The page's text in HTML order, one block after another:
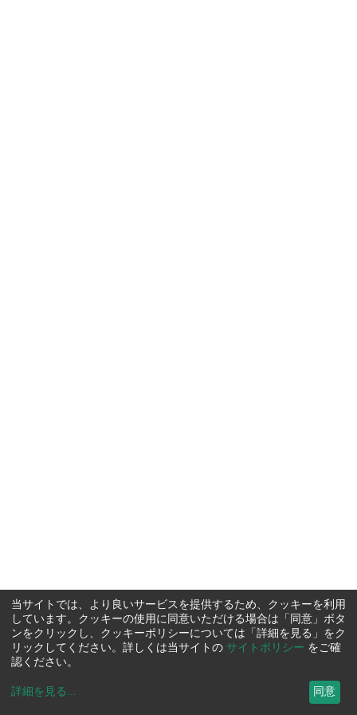
当サイトでは、より良いサービスを提供するため、クッキーを利用
しています。クッキーの使用に同意いただける場合は「同意」ボタ
ンをクリックし、クッキーポリシーについては「詳細を見る」をク
リックしてください。詳しくは当サイトの サイトポリシー をご確
認ください。
詳細を見る ... 同意